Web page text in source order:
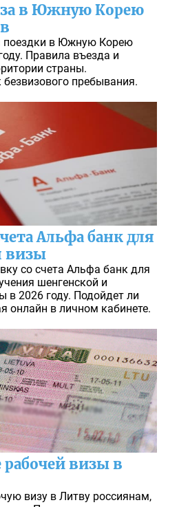
в Южную Корею
поездки в Южную Корею
Правила въезда и
страны.
пребывания.
Альфа банк для
визы
со счета Альфа банк для
шенгенской и
в 2026 году. Подойдет ли
онлайн в личном кабинете.
визы в
визу в Литву россиянам,